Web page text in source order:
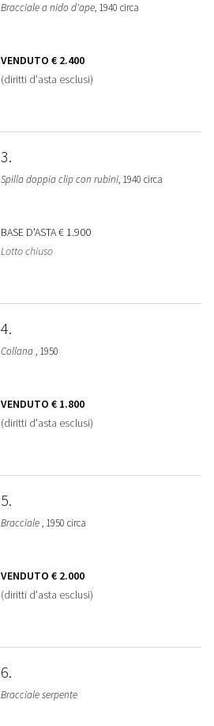
Bracciale a nido d'ape, 1940 circa
VENDUTO € 2.400
(diritti d'asta esclusi)
3
Spilla doppia clip con rubini, 1940 circa
BASE D'ASTA€ 1.900
Lotto chiuso
4
Collana, 1950
VENDUTO € 1.800
(diritti d'asta esclusi)
5
Bracciale, 1950 circa
VENDUTO € 2.000
(diritti d'asta esclusi)
6
Bracciale serpente